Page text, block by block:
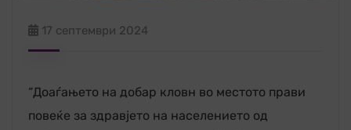
17 септември 2024
“Доаѓањето на добар кловн во местото прави
повеќе за здравјето на населението од